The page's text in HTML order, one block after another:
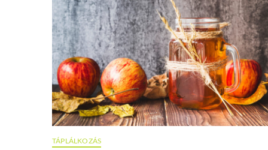
TÁPLÁLKOZÁS